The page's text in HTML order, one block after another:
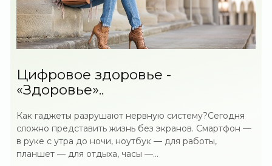
Цифровое здоровье -
«Здоровье»..
Как гаджеты разрушают нервную систему?Сегодня
сложно представить жизнь без экранов. Смартфон —
в руке с утра до ночи, ноутбук — для работы,
планшет — для отдыха, часы —...